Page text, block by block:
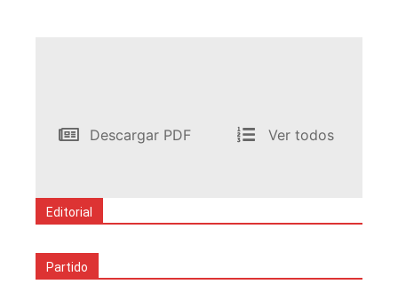
Descargar PDF Ver todos
Editorial
Partido